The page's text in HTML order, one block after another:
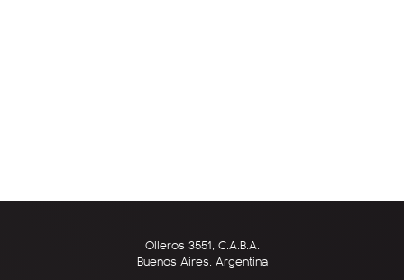
Olleros 3551, C.A.B.A.
Buenos Aires, Argentina